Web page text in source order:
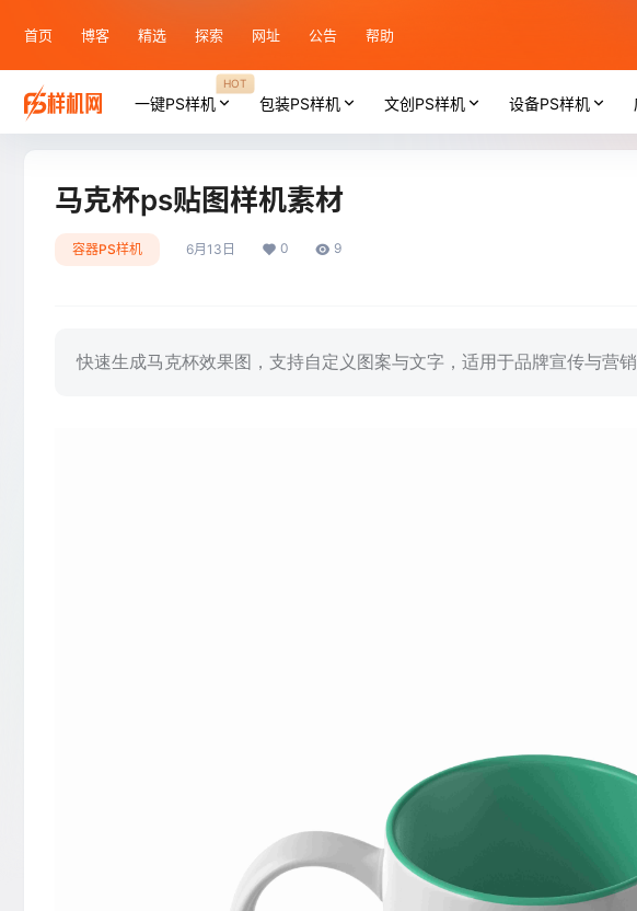
首页 博客 精选 探索 网址 公告 帮助
一键PS样机
HOT
包装PS样机 文创PS样机 设备PS样机
马克杯ps贴图样机素材
容器PS样机 6月13日 0 9
快速生成马克杯效果图，支持自定义图案与文字，适用于品牌宣传与营销